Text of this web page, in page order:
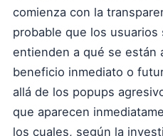
comienza con la
probable que los usuarios
entienden a qué se están
beneficio inmediato o
allá de los popups
que aparecen
los cuales, según la